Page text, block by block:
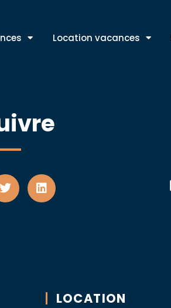
Location vacances
LOCATION